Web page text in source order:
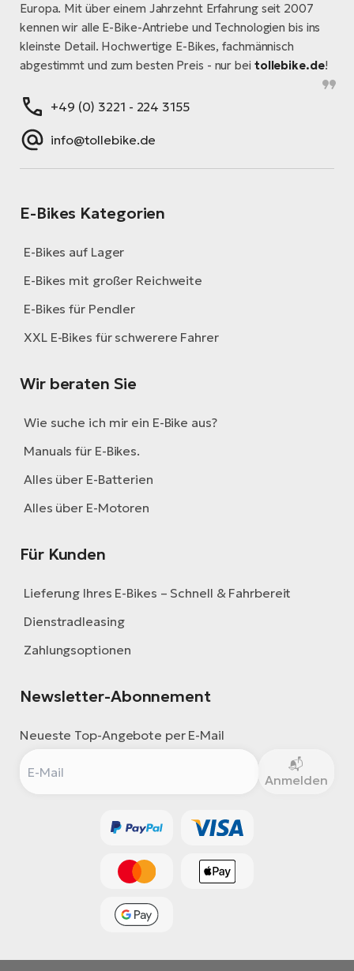
Europa. Mit über einem Jahrzehnt Erfahrung seit 2007
kennen wir alle E-Bike-Antriebe und Technologien bis ins
kleinste Detail. Hochwertige E-Bikes, fachmännisch
abgestimmt und zum besten Preis - nur bei tollebike.de!
+49 (0) 3221 - 224 3155
info@tollebike.de
E-Bikes Kategorien
E-Bikes auf Lager
E-Bikes mit großer Reichweite
E-Bikes für Pendler
XXL E-Bikes für schwerere Fahrer
Wir beraten Sie
Wie suche ich mir ein E-Bike aus?
Manuals für E-Bikes.
Alles über E-Batterien
Alles über E-Motoren
Für Kunden
Lieferung Ihres E-Bikes – Schnell & Fahrbereit
Dienstradleasing
Zahlungsoptionen
Newsletter-Abonnement
Neueste Top-Angebote per E-Mail
Anmelden